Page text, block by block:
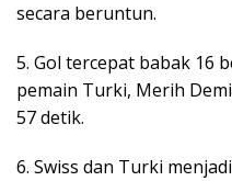
secara beruntun.
5. Gol tercepat babak 16
pemain Turki, Merih
57 detik.
6. Swiss dan Turki